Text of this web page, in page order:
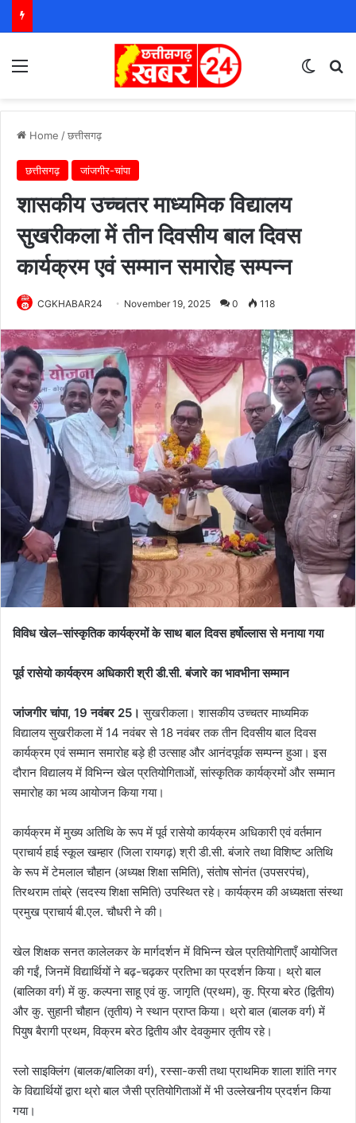
Home /छत्तीसगढ़
छत्तीसगढ़ जांजगीर-चांपा
शासकीय उच्चतर माध्यमिक विद्यालय
सुखरीकला में तीन दिवसीय बाल दिवस
कार्यक्रम एवं सम्मान समारोह सम्पन्न
CGKHABAR24 November 19, 2025 0 118
विविध खेल–सांस्कृतिक कार्यक्रमों के साथ बाल दिवस हर्षोल्लास से मनाया गया
पूर्व रासेयो कार्यक्रम अधिकारी श्री डी.सी. बंजारे का भावभीना सम्मान
जांजगीर चांपा, 19 नवंबर 25। सुखरीकला। शासकीय उच्चतर माध्यमिक
विद्यालय सुखरीकला में 14 नवंबर से 18 नवंबर तक तीन दिवसीय बाल दिवस
कार्यक्रम एवं सम्मान समारोह बड़े ही उत्साह और आनंदपूर्वक सम्पन्न हुआ। इस
दौरान विद्यालय में विभिन्न खेल प्रतियोगिताओं, सांस्कृतिक कार्यक्रमों और सम्मान
समारोह का भव्य आयोजन किया गया।
कार्यक्रम में मुख्य अतिथि के रूप में पूर्व रासेयो कार्यक्रम अधिकारी एवं वर्तमान
प्राचार्य हाई स्कूल खम्हार (जिला रायगढ़) श्री डी.सी. बंजारे तथा विशिष्ट अतिथि
के रूप में टेमलाल चौहान (अध्यक्ष शिक्षा समिति), संतोष सोनंत (उपसरपंच),
तिरथराम तांब्रे (सदस्य शिक्षा समिति) उपस्थित रहे। कार्यक्रम की अध्यक्षता संस्था
प्रमुख प्राचार्य बी.एल. चौधरी ने की।
खेल शिक्षक सनत कालेलकर के मार्गदर्शन में विभिन्न खेल प्रतियोगिताएँ आयोजित
की गईं, जिनमें विद्यार्थियों ने बढ़-चढ़कर प्रतिभा का प्रदर्शन किया। थ्रो बाल
(बालिका वर्ग) में कु. कल्पना साहू एवं कु. जागृति (प्रथम), कु. प्रिया बरेठ (द्वितीय)
और कु. सुहानी चौहान (तृतीय) ने स्थान प्राप्त किया। थ्रो बाल (बालक वर्ग) में
पियुष बैरागी प्रथम, विक्रम बरेठ द्वितीय और देवकुमार तृतीय रहे।
स्लो साइक्लिंग (बालक/बालिका वर्ग), रस्सा-कसी तथा प्राथमिक शाला शांति नगर
के विद्यार्थियों द्वारा थ्रो बाल जैसी प्रतियोगिताओं में भी उल्लेखनीय प्रदर्शन किया
गया।